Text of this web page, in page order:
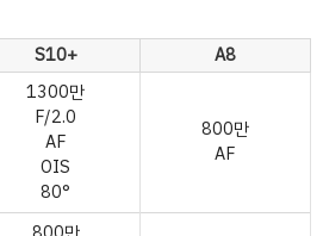
S10+ A8
1300만
F/2.0
AF
OIS
80°
800만
AF